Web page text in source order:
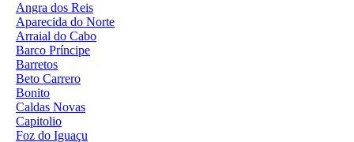
Angra dos Reis
Aparecida do Norte
Arraial do Cabo
Barco Príncipe
Barretos
Beto Carrero
Bonito
Caldas Novas
Capitolio
Foz do Iguaçu